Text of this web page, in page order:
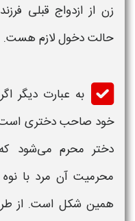
زن از ازدواج قبلی فرزند
حالت دخول لازم هست.
به عبارت دیگر
خود صاحب دختری است،
دختر محرم می‌شود
محرميت آن مرد با
همين شکل است. از